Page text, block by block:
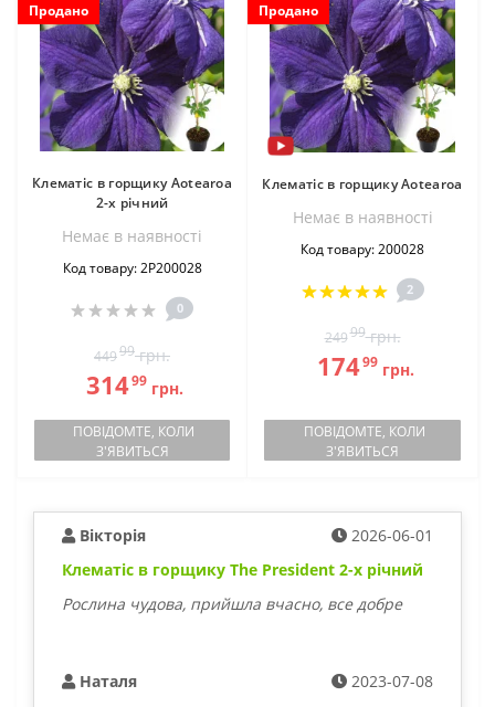
Продано
Клематіс в горщику Aotearoa
2-х річний
Немає в наявностi
Код товару: 2Р200028
0
44999грн.
31499 грн.
ПОВІДОМТЕ, КОЛИ
З'ЯВИТЬСЯ
Продано
Клематіс в горщику Aotearoa
Немає в наявностi
Код товару: 200028
2
24999грн.
17499грн.
ПОВІДОМТЕ, КОЛИ
З'ЯВИТЬСЯ
Вікторія
2026-06-01
Клематіс в горщику The President 2-х річний
Рослина чудова, прийшла вчасно, все добре
Наталя
2023-07-08